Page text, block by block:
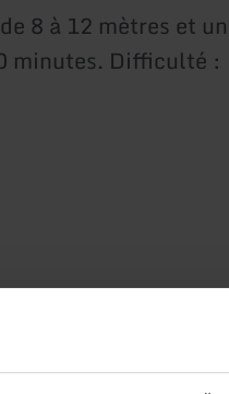
8 à 12 mètres et
minutes. Difficulté :